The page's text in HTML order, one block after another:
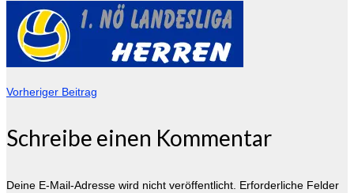
Vorheriger Beitrag
Schreibe einen Kommentar
Deine E-Mail-Adresse wird nicht veröffentlicht. Erforderliche Felder